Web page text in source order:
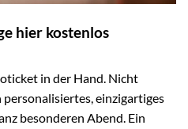
hier kostenlos
in der Hand. Nicht
personalisiertes, einzigartiges
besonderen Abend. Ein